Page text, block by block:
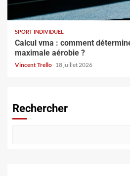
SPORT INDIVIDUEL
Calcul vma : comment
maximale aérobie ?
Vincent Trello 18 juillet 2026
Rechercher